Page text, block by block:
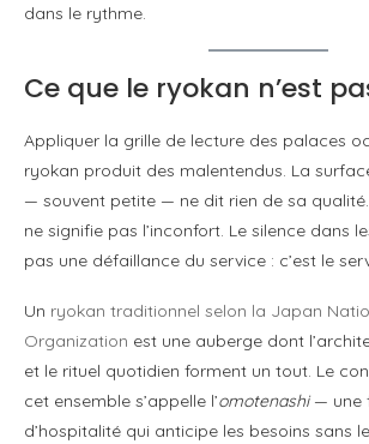
dans le rythme.
Ce que le ryokan n’est
Appliquer la grille de lecture des palaces
ryokan produit des malentendus. La
— souvent petite — ne dit rien de sa qualité.
ne signifie pas l’inconfort. Le silence dans
pas une défaillance du service : c’est le
Un ryokan traditionnel selon la Japan
Organization est une auberge dont
et le rituel quotidien forment un tout. Le
cet ensemble s’appelle l’omotenashi— une
d’hospitalité qui anticipe les besoins sans